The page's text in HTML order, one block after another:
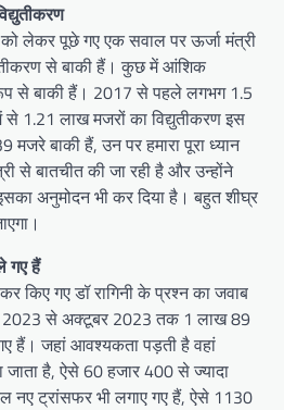
लेकर पूछे गए एक सवाल पर ऊर्जा मंत्री
से बाकी हैं। कुछ में आंशिक
से बाकी हैं। 2017 से पहले लगभग 1.5
1.21 लाख मजरों का विद्युतीकरण इस
बाकी हैं, उन पर हमारा पूरा ध्यान
से बातचीत की जा रही है और उन्होंने
अनुमोदन भी कर दिया है। बहुत शीघ्र
गए हैं
किए गए डॉ रागिनी के प्रश्न का जवाब
2023 से अक्टूबर 2023 तक 1 लाख 89
हैं। जहां आवश्यकता पड़ती है वहां
जाता है, ऐसे 60 हजार 400 से ज्यादा
नए ट्रांसफर भी लगाए गए हैं, ऐसे 1130